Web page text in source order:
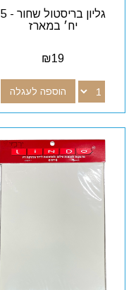
גליון בריסטול שחור - 5
יח׳ במארז
₪19
הוספה לעגלה